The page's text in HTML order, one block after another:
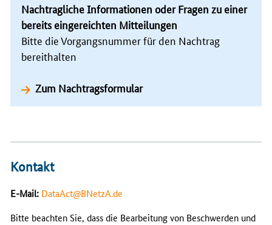
Nachtragliche Informationen oder Fragen zu einer
bereits eingereichten Mitteilungen
Bitte die Vorgangsnummer für den Nachtrag
bereithalten
Zum Nachtragsformular
Kontakt
E-Mail: DataAct@BNetzA.de
Bitte beachten Sie, dass die Bearbeitung von Beschwerden und